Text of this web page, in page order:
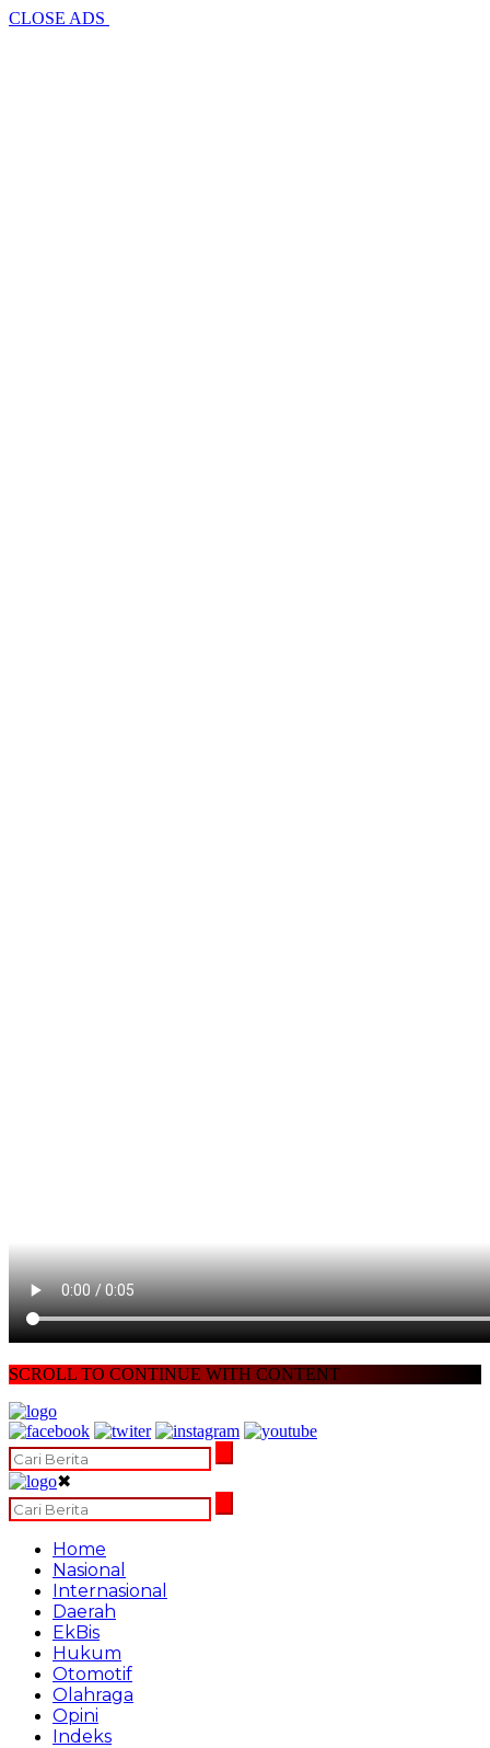
CLOSE ADS
SCROLL TO CONTINUE WITH CONTENT
✖
Home
Nasional
Internasional
Daerah
EkBis
Hukum
Otomotif
Olahraga
Opini
Indeks